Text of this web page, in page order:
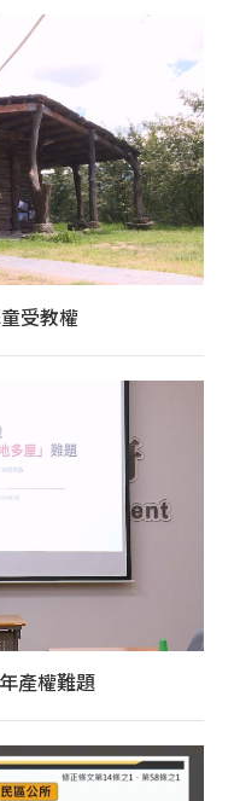
受教權
產權難題